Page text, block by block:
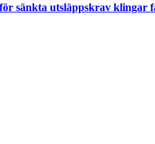
sänkta utsläppskrav klingar